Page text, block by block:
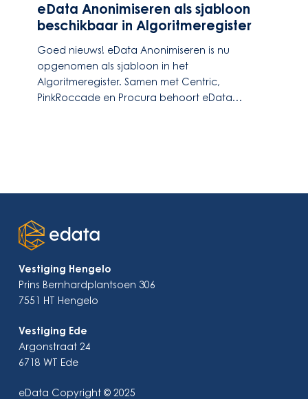
sjabloon
beschikbaar
Algoritmeregister
eData Anonimiseren als sjabloon
beschikbaar in Algoritmeregister
Goed nieuws! eData Anonimiseren is nu
opgenomen als sjabloon in het
Algoritmeregister. Samen met Centric,
PinkRoccade en Procura behoort eData…
Vestiging Hengelo
Prins Bernhardplantsoen 306
7551 HT Hengelo
Vestiging Ede
Argonstraat 24
6718 WT Ede
eData Copyright © 2025